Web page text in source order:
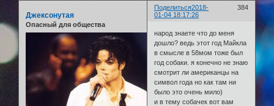
Поделиться 384
2018-
01-04 18:17:26
Джексонутая
Опасный для общества
народ знаете что до меня
дошло? ведь этот год Майкла
в смысле в 58мом тоже был
год собаки. я конечно не знаю
смотрит ли американцы на
символ года но как там ни
было это очень мило)
и в тему собачек вот вам